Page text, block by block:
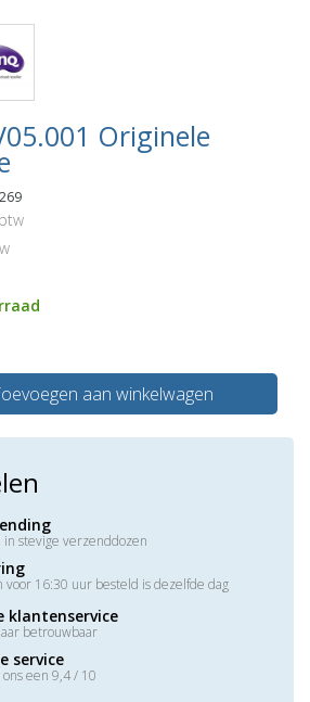
Originele
aan winkelwagen
stevige verzenddozen
voor 16:30 uur besteld is dezelfde dag
klantenservice
betrouwbaar
service
een 9,4 / 10